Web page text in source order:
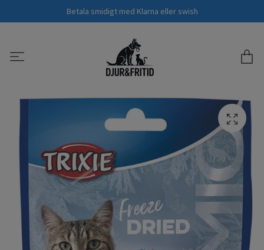
Betala smidigt med Klarna eller swish